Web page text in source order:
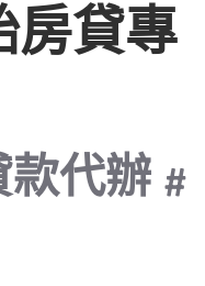
房貸專
款代辦 #